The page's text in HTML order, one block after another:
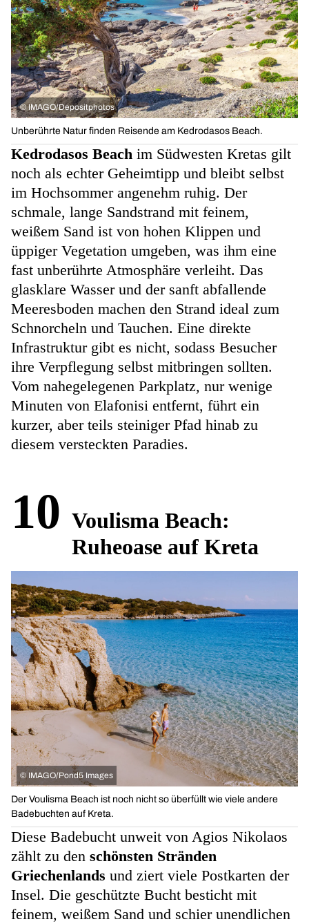
© IMAGO/Depositphotos
Unberührte Natur finden Reisende am Kedrodasos Beach.
Kedrodasos Beach im Südwesten Kretas gilt
noch als echter Geheimtipp und bleibt selbst
im Hochsommer angenehm ruhig. Der
schmale, lange Sandstrand mit feinem,
weißem Sand ist von hohen Klippen und
üppiger Vegetation umgeben, was ihm eine
fast unberührte Atmosphäre verleiht. Das
glasklare Wasser und der sanft abfallende
Meeresboden machen den Strand ideal zum
Schnorcheln und Tauchen. Eine direkte
Infrastruktur gibt es nicht, sodass Besucher
ihre Verpflegung selbst mitbringen sollten.
Vom nahegelegenen Parkplatz, nur wenige
Minuten von Elafonisi entfernt, führt ein
kurzer, aber teils steiniger Pfad hinab zu
diesem versteckten Paradies.
10 Voulisma Beach:
Ruheoase auf Kreta
© IMAGO/Pond5 Images
Der Voulisma Beach ist noch nicht so überfüllt wie viele andere
Badebuchten auf Kreta.
Diese Badebucht unweit von Agios Nikolaos
zählt zu den schönsten Stränden
Griechenlands und ziert viele Postkarten der
Insel. Die geschützte Bucht besticht mit
feinem, weißem Sand und schier unendlichen